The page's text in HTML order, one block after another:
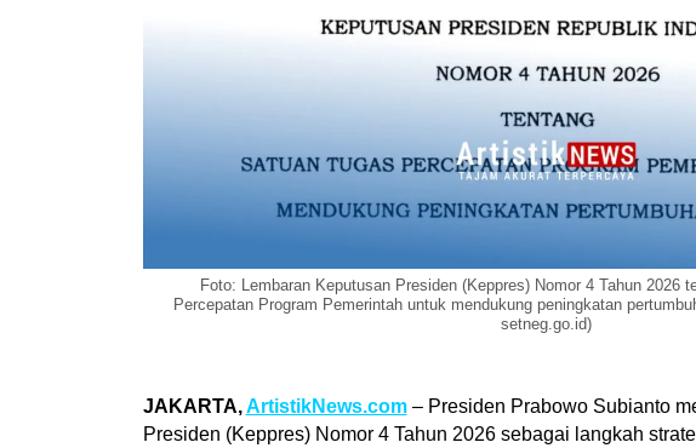
Foto: Lembaran Keputusan Presiden (Keppres) Nomor 4 Tahun 2026
Percepatan Program Pemerintah untuk mendukung peningkatan
setneg.go.id)
JAKARTA,ArtistikNews.com– Presiden Prabowo Subianto
Presiden (Keppres) Nomor 4 Tahun 2026 sebagai langkah